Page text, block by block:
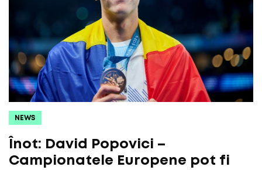
NEWS
Înot: David Popovici –
Campionatele Europene pot fi